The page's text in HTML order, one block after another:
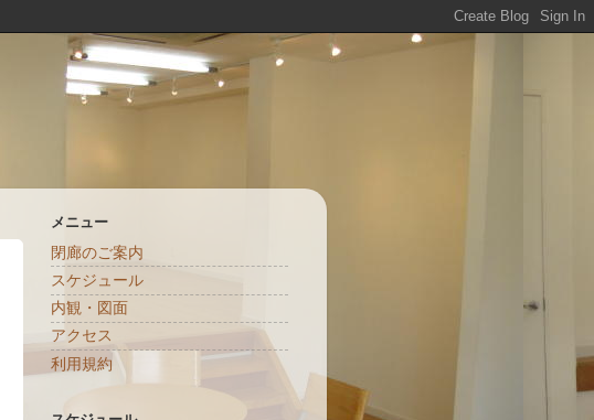
メニュー
閉廊のご案内
スケジュール
内観・図面
アクセス
利用規約